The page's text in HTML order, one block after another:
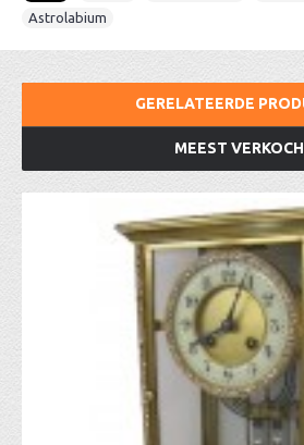
Astrolabium
GERELATEERDE
MEEST